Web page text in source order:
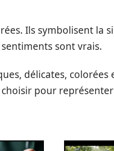
Ils symbolisent la
sont vrais.
délicates, colorées
pour